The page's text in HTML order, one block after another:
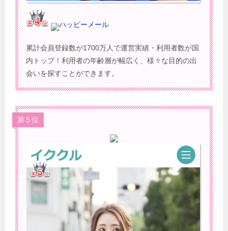
ハッピーメール
累計会員登録数が1700万人で運営実績・利用者数が国
内トップ！利用者の年齢層が幅広く、様々な目的の出
会いを探すことができます。
第５位